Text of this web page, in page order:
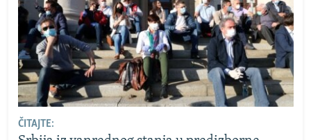
ČITAJTE: